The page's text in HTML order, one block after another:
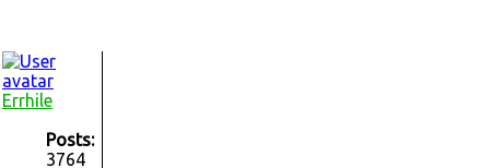
Errhile
Posts:
3764